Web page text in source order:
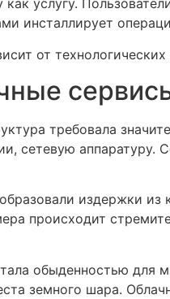
как услугу.
инсталлирует
от
требовала
сетевую аппаратуру.
издержки
происходит
обыденностью
земного шара.